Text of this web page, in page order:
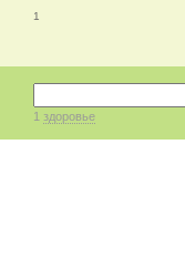
1
1 здоровье